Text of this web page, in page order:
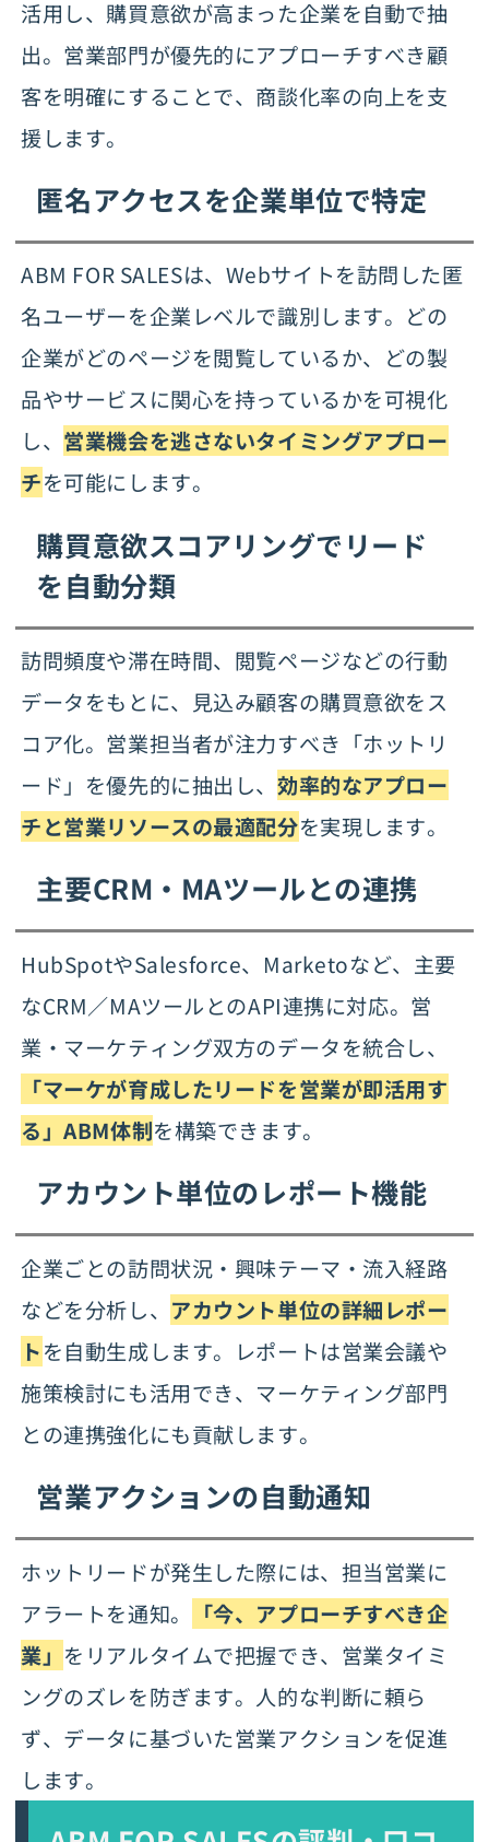
活用し、購買意欲が高まった企業を自動で抽
出。営業部門が優先的にアプローチすべき顧
客を明確にすることで、商談化率の向上を支
援します。
匿名アクセスを企業単位で特定
ABM FOR SALESは、Webサイトを訪問した匿
名ユーザーを企業レベルで識別します。どの
企業がどのページを閲覧しているか、どの製
品やサービスに関心を持っているかを可視化
し、 営業機会を逃さないタイミングアプロー
チを可能にします。
購買意欲スコアリングでリード
を自動分類
訪問頻度や滞在時間、閲覧ページなどの行動
データをもとに、見込み顧客の購買意欲をス
コア化。営業担当者が注力すべき「ホットリ
ード」を優先的に抽出し、 効率的なアプロー
チと営業リソースの最適配分を実現します。
主要CRM・MAツールとの連携
HubSpotやSalesforce、Marketoなど、主要
なCRM／MAツールとのAPI連携に対応。営
業・マーケティング双方のデータを統合し、
「マーケが育成したリードを営業が即活用す
る」ABM体制を構築できます。
アカウント単位のレポート機能
企業ごとの訪問状況・興味テーマ・流入経路
などを分析し、 アカウント単位の詳細レポー
トを自動生成します。レポートは営業会議や
施策検討にも活用でき、マーケティング部門
との連携強化にも貢献します。
営業アクションの自動通知
ホットリードが発生した際には、担当営業に
アラートを通知。
「今、アプローチすべき企
業」 をリアルタイムで把握でき、営業タイミ
ングのズレを防ぎます。人的な判断に頼ら
ず、データに基づいた営業アクションを促進
します。